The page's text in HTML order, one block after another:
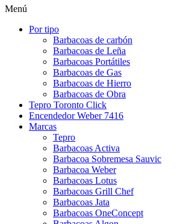
Menú
Por tipo
Barbacoas de carbón
Barbacoas de Leña
Barbacoas Portátiles
Barbacoas de Gas
Barbacoas de Hierro
Barbacoas de Obra
Tepro Toronto Click
Encendedor Weber 7416
Marcas
Tepro
Barbacoas Activa
Barbacoa Sobremesa Sauvic
Barbacoa Weber
Barbacoas Lotus
Barbacoas Grill Chef
Barbacoas Jata
Barbacoas OneConcept